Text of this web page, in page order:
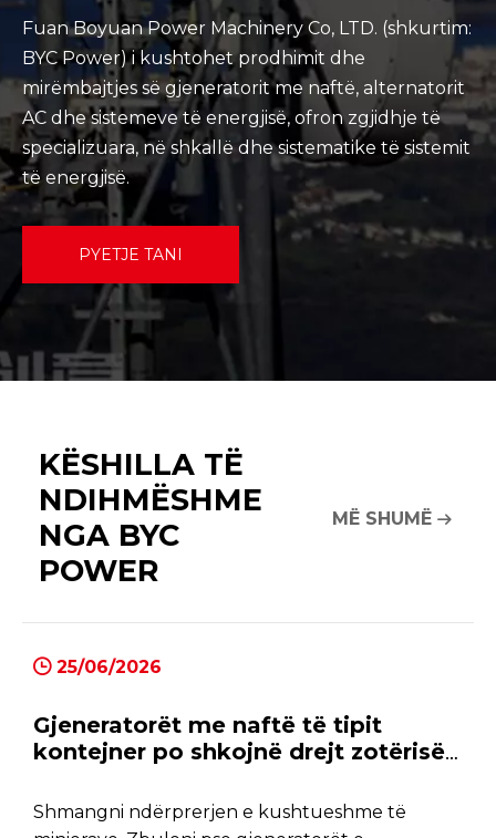
Fuan Boyuan Power Machinery Co, LTD. (shkurtim:
BYC Power) i kushtohet prodhimit dhe
mirëmbajtjes së gjeneratorit me naftë, alternatorit
AC dhe sistemeve të energjisë, ofron zgjidhje të
specializuara, në shkallë dhe sistematike të sistemit
të energjisë.
PYETJE TANI
KËSHILLA TË
NDIHMËSHME
NGA BYC
POWER
MË SHUMË
25/06/2026
Gjeneratorët me naftë të tipit
kontejner po shkojnë drejt zotërisë
Shmangni ndërprerjen e kushtueshme të